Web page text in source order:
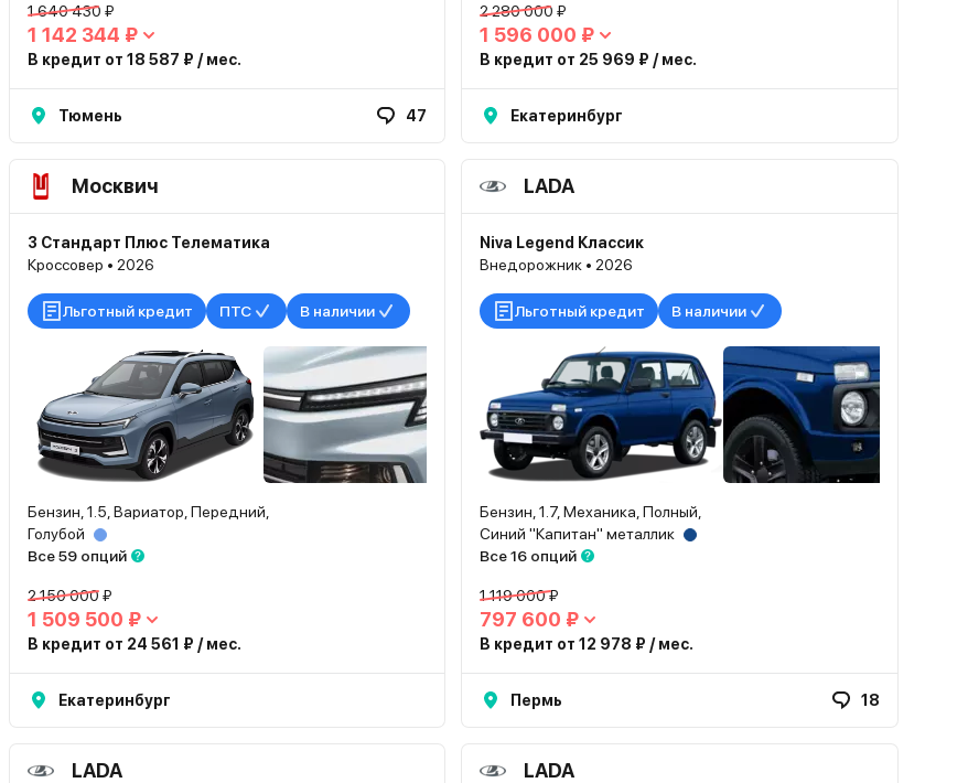
1 640 430 ₽
1 142 344 ₽
В кредит от 18 587 ₽ / мес.
Тюмень 47
2 280 000 ₽
1 596 000 ₽
В кредит от 25 969 ₽ / мес.
Екатеринбург
Москвич
3 Стандарт Плюс Телематика
Кроссовер • 2026
Льготный кредит ПТС В наличии
Бензин, 1.5, Вариатор, Передний,
Голубой
Все 59 опций
2 150 000 ₽
1 509 500 ₽
В кредит от 24 561 ₽ / мес.
Екатеринбург
LADA
Niva Legend Классик
Внедорожник • 2026
Льготный кредит В наличии
Бензин, 1.7, Механика, Полный,
Синий "Капитан" металлик
Все 16 опций
1 119 000 ₽
797 600 ₽
В кредит от 12 978 ₽ / мес.
Пермь 18
LADA LADA